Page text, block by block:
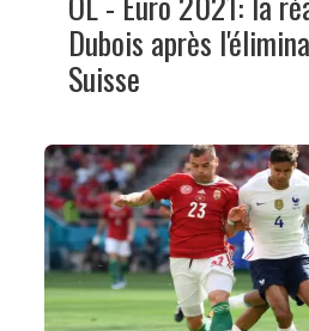
Dubois après
Suisse